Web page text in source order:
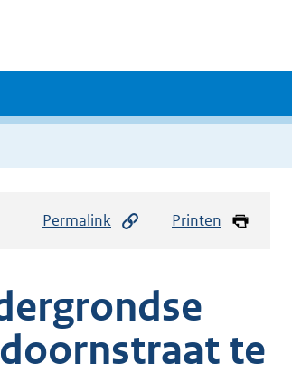
Permalink Printen
te